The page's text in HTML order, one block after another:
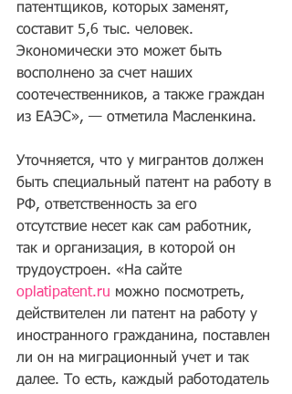
патентщиков, которых заменят,
составит 5,6 тыс. человек.
Экономически это может быть
восполнено за счет наших
соотечественников, а также граждан
из ЕАЭС», — отметила Масленкина.
Уточняется, что у мигрантов должен
быть специальный патент на работу в
РФ, ответственность за его
отсутствие несет как сам работник,
так и организация, в которой он
трудоустроен. «На сайте
oplatipatent.ru можно посмотреть,
действителен ли патент на работу у
иностранного гражданина, поставлен
ли он на миграционный учет и так
далее. То есть, каждый работодатель